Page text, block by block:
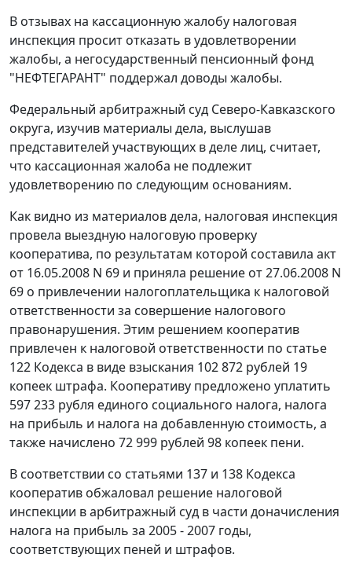
В отзывах на кассационную жалобу налоговая
инспекция просит отказать в удовлетворении
жалобы, а негосударственный пенсионный фонд
"НЕФТЕГАРАНТ" поддержал доводы жалобы.
Федеральный арбитражный суд Северо-Кавказского
округа, изучив материалы дела, выслушав
представителей участвующих в деле лиц, считает,
что кассационная жалоба не подлежит
удовлетворению по следующим основаниям.
Как видно из материалов дела, налоговая инспекция
провела выездную налоговую проверку
кооператива, по результатам которой составила акт
от 16.05.2008 N 69 и приняла решение от 27.06.2008 N
69 о привлечении налогоплательщика к налоговой
ответственности за совершение налогового
правонарушения. Этим решением кооператив
привлечен к налоговой ответственности по статье
122 Кодекса в виде взыскания 102 872 рублей 19
копеек штрафа. Кооперативу предложено уплатить
597 233 рубля единого социального налога, налога
на прибыль и налога на добавленную стоимость, а
также начислено 72 999 рублей 98 копеек пени.
В соответствии со статьями 137 и 138 Кодекса
кооператив обжаловал решение налоговой
инспекции в арбитражный суд в части доначисления
налога на прибыль за 2005 - 2007 годы,
соответствующих пеней и штрафов.